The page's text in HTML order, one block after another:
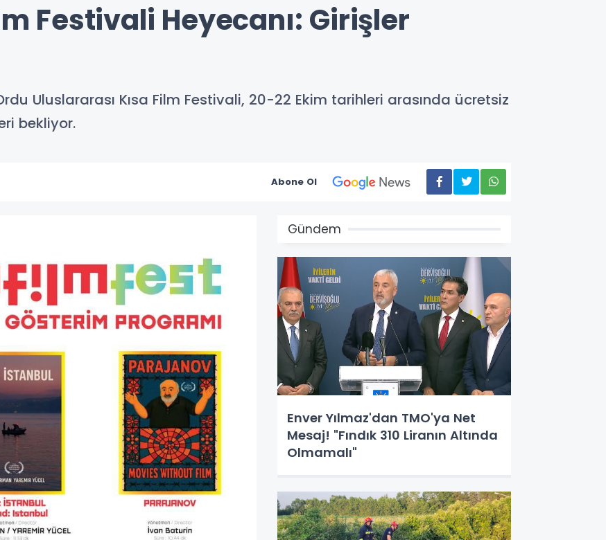
Festivali Heyecanı: Girişler
Uluslararası Kısa Film Festivali, 20-22 Ekim tarihleri arasında ücretsiz
bekliyor.
Abone Ol
Gündem
Enver Yılmaz'dan TMO'ya Net
Mesaj! "Fındık 310 Liranın Altında
Olmamalı"